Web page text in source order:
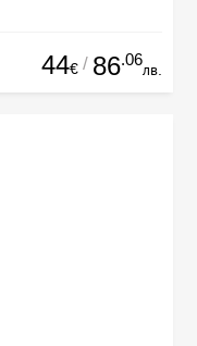
44€ / 86.06
лв.